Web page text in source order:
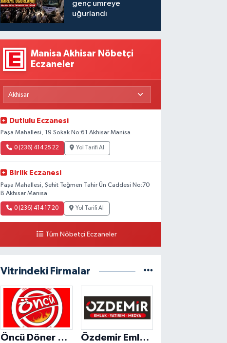
genç umreye
uğurlandı
Manisa Akhisar Nöbetçi
Eczaneler
Dutlulu Eczanesi
Paşa Mahallesi, 19 Sokak No:61 Akhisar Manisa
0 (236) 414 25 22 Yol Tarifi Al
Birlik Eczanesi
Paşa Mahallesi, Şehit Teğmen Tahir Ün Caddesi No:70
B Akhisar Manisa
0 (236) 414 17 20 Yol Tarifi Al
Tüm Nöbetçi Eczaneler
Vitrindeki Firmalar
Öncü Döner Akhisar Özdemir Emlak Yatırım